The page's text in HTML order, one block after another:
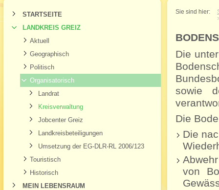
STARTSEITE
LANDKREIS GREIZ
Aktuell
Geographisch
Politisch
Organisatorisch
Landrat
Kreisverwaltung
Jobcenter Greiz
Landkreisbeteiligungen
Umsetzung der EG-DLR-RL 2006/123
Touristisch
Historisch
MEIN LEBENSRAUM
Sie sind hier:
Die
sowie
Die
Die
von